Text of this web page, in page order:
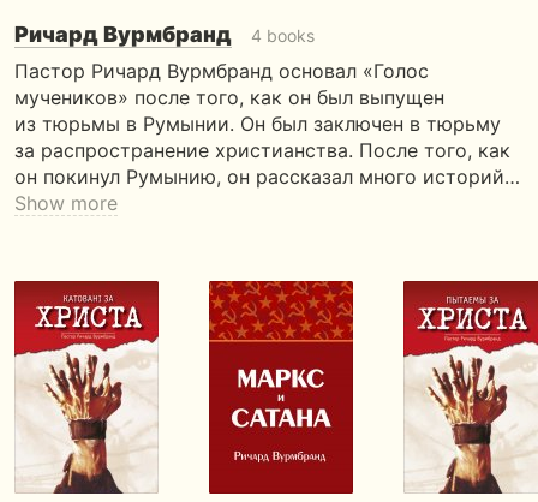
Ричард Вурмбранд 4 books
Пастор Ричард Вурмбранд основал «Голос
мучеников» после того, как он был выпущен
из тюрьмы в Румынии. Он был заключен в тюрьму
за распространение христианства. После того, как
он покинул Румынию, он рассказал много историй…
Show more